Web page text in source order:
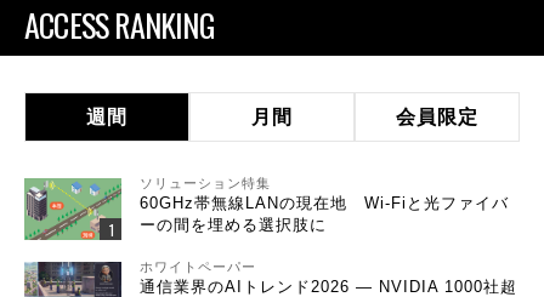
ACCESS RANKING
週間 月間 会員限定
ソリューション特集
60GHz帯無線LANの現在地 Wi-Fiと光ファイバ
ーの間を埋める選択肢に
ホワイトペーパー
通信業界のAIトレンド2026 ― NVIDIA 1000社超